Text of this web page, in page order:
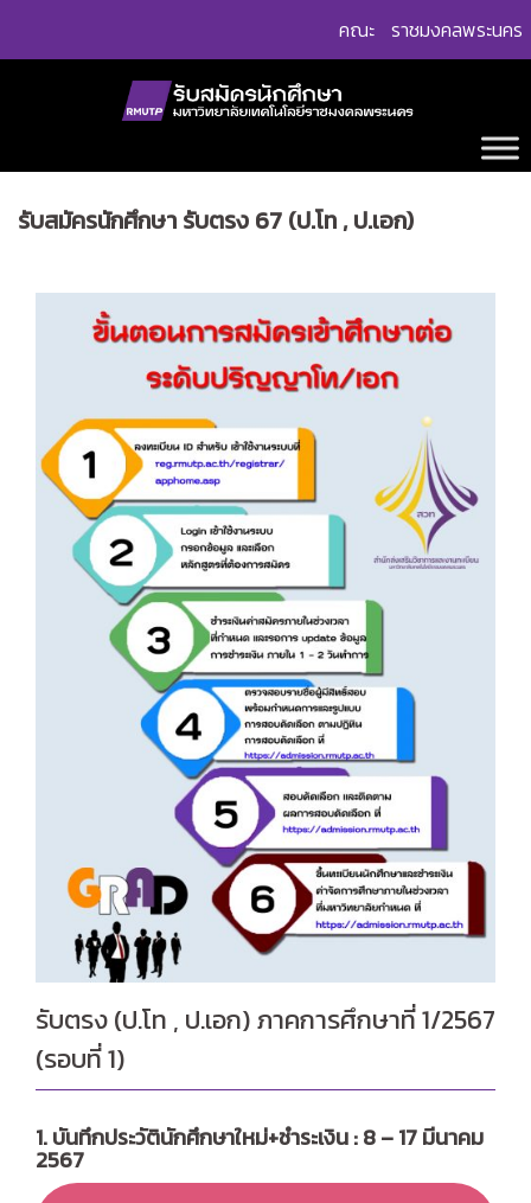
คณะ ราชมงคลพระนคร
รับสมัครนักศึกษา รับตรง 67 (ป.โท , ป.เอก)
รับตรง (ป.โท , ป.เอก) ภาคการศึกษาที่ 1/2567
(รอบที่ 1)
1. บันทึกประวัตินักศึกษาใหม่+ชำระเงิน : 8 – 17 มีนาคม
2567